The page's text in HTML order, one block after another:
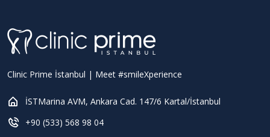
Clinic Prime İstanbul | Meet #smileXperience
İSTMarina AVM, Ankara Cad. 147/6 Kartal/İstanbul
+90 (533) 568 98 04